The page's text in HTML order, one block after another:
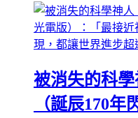
被消失的科
（誕辰170